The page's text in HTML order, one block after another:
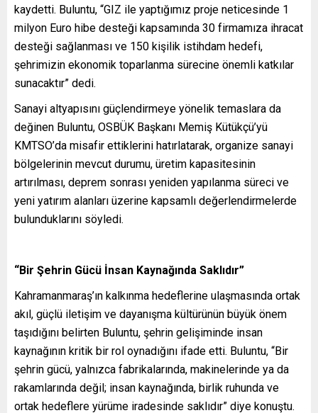
kaydetti. Buluntu, “GIZ ile yaptığımız proje neticesinde 1
milyon Euro hibe desteği kapsamında 30 firmamıza ihracat
desteği sağlanması ve 150 kişilik istihdam hedefi,
şehrimizin ekonomik toparlanma sürecine önemli katkılar
sunacaktır” dedi.
Sanayi altyapısını güçlendirmeye yönelik temaslara da
değinen Buluntu, OSBÜK Başkanı Memiş Kütükçü’yü
KMTSO’da misafir ettiklerini hatırlatarak, organize sanayi
bölgelerinin mevcut durumu, üretim kapasitesinin
artırılması, deprem sonrası yeniden yapılanma süreci ve
yeni yatırım alanları üzerine kapsamlı değerlendirmelerde
bulunduklarını söyledi.
“Bir Şehrin Gücü İnsan Kaynağında Saklıdır”
Kahramanmaraş’ın kalkınma hedeflerine ulaşmasında ortak
akıl, güçlü iletişim ve dayanışma kültürünün büyük önem
taşıdığını belirten Buluntu, şehrin gelişiminde insan
kaynağının kritik bir rol oynadığını ifade etti. Buluntu, “Bir
şehrin gücü, yalnızca fabrikalarında, makinelerinde ya da
rakamlarında değil; insan kaynağında, birlik ruhunda ve
ortak hedeflere yürüme iradesinde saklıdır” diye konuştu.